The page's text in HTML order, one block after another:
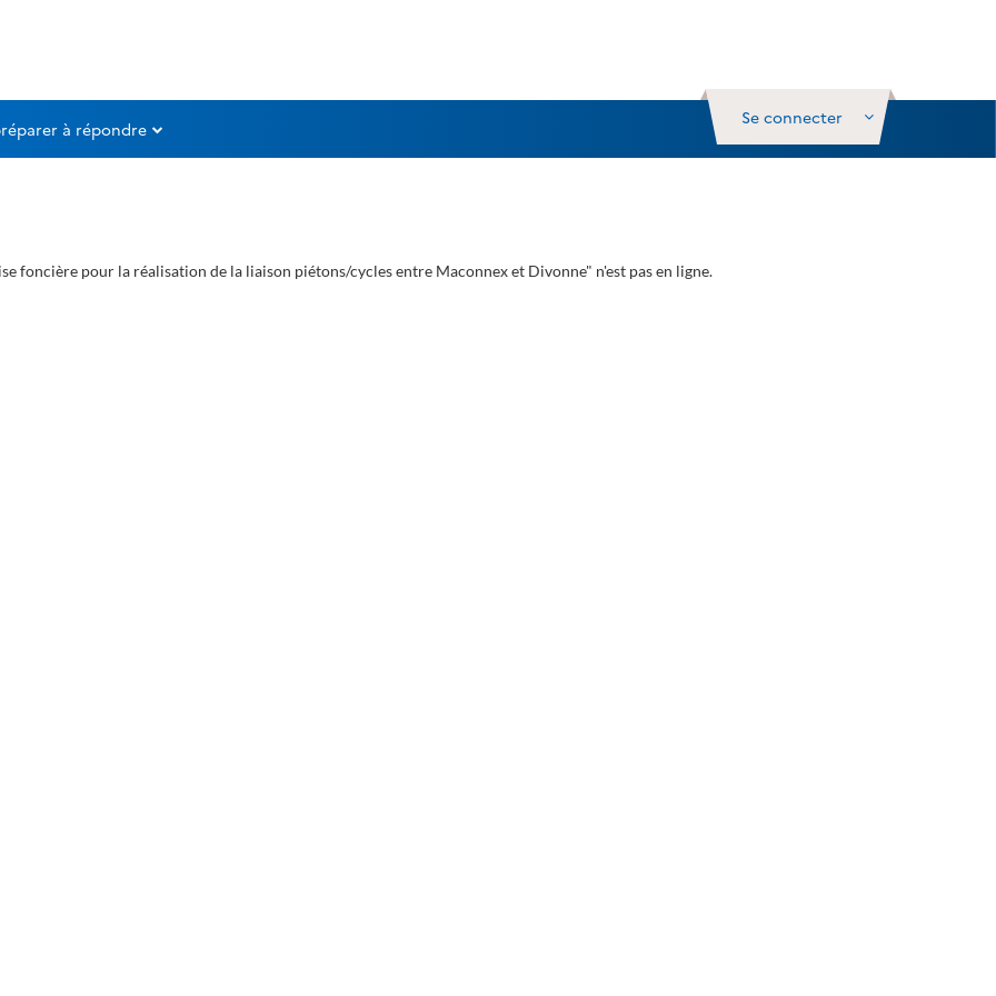
Se connecter
à répondre
foncière pour la réalisation de la liaison piétons/cycles entre Maconnex et Divonne" n'est pas en ligne.